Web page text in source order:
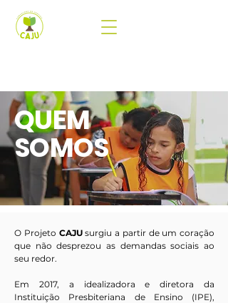
QUEM
SOMOS
O Projeto CAJUsurgiu a partir de um coração
que não desprezou as demandas sociais ao
seu redor.
Em 2017, a idealizadora e diretora da
Instituição Presbiteriana de Ensino (IPE),